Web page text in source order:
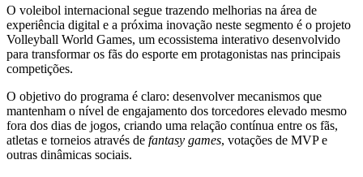
O voleibol internacional segue trazendo melhorias na área de
experiência digital e a próxima inovação neste segmento é o projeto
Volleyball World Games, um ecossistema interativo desenvolvido
para transformar os fãs do esporte em protagonistas nas principais
competições.
O objetivo do programa é claro: desenvolver mecanismos que
mantenham o nível de engajamento dos torcedores elevado mesmo
fora dos dias de jogos, criando uma relação contínua entre os fãs,
atletas e torneios através de fantasy games, votações de MVP e
outras dinâmicas sociais.